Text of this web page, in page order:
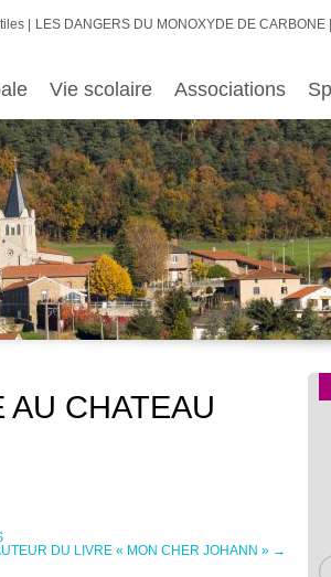
LES DANGERS DU MONOXYDE DE CARBONE
Vie scolaire Associations
AU CHATEAU
DU LIVRE « MON CHER JOHANN » →